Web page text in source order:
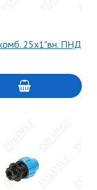
25х1"вн. ПНД